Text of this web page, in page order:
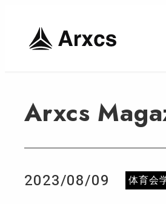
Arxcs
投稿日
2023/08/09 カテゴ
体育会